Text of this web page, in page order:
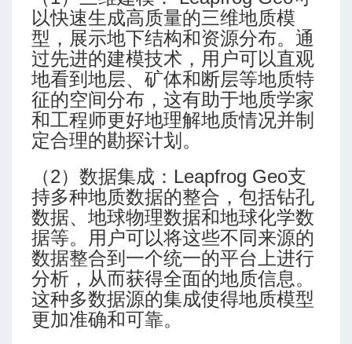
以快速生成高质量的三维地质模
型，展示地下结构和资源分布。通
过先进的建模技术，用户可以直观
地看到地层、矿体和断层等地质特
征的空间分布，这有助于地质学家
和工程师更好地理解地质情况并制
定合理的勘探计划。
（2）数据集成：Leapfrog Geo支
持多种地质数据的整合，包括钻孔
数据、地球物理数据和地球化学数
据等。用户可以将这些不同来源的
数据整合到一个统一的平台上进行
分析，从而获得全面的地质信息。
这种多数据源的集成使得地质模型
更加准确和可靠。